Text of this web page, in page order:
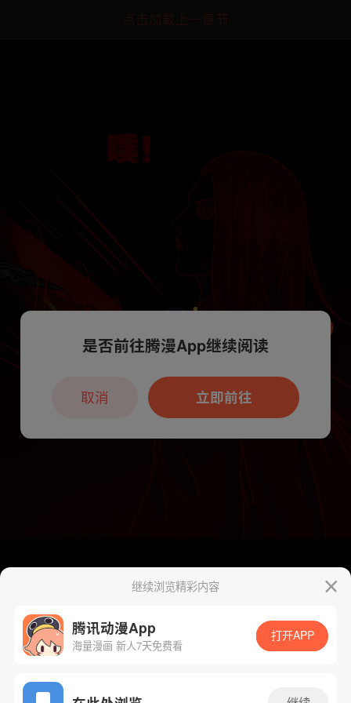
点击加载上一章节
App免费看
继续浏览精彩内容
腾讯动漫App
海量漫画 新人7天免费看
打开APP
本章节仅支持App阅读，可打开App新用
户7天免费看
是否前往腾漫App继续阅读
立即前往
取消